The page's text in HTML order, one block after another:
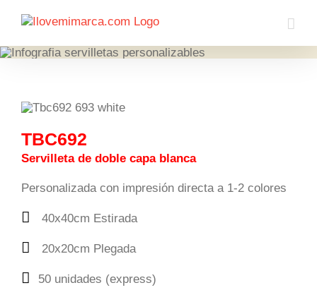
TBC692
Servilleta de doble capa blanca
Personalizada con impresión directa a 1-2 colores
40x40cm Estirada
20x20cm Plegada
50 unidades (express)